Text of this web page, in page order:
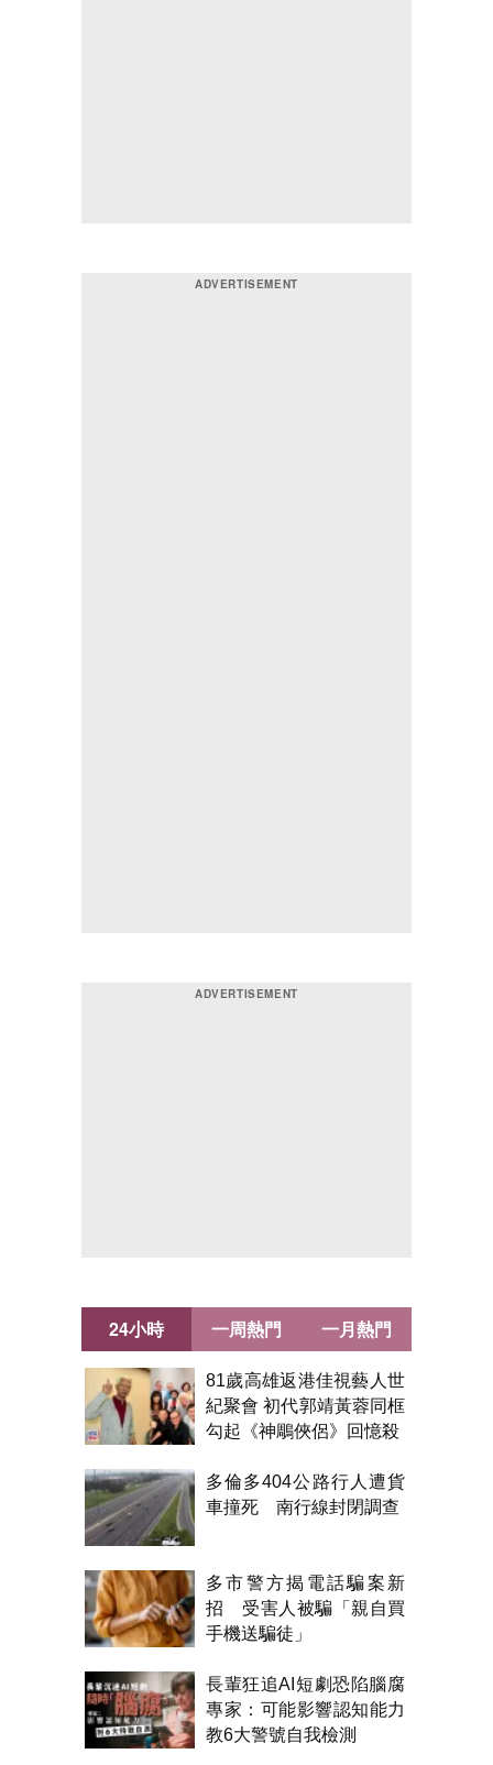
24小時
81歲高雄返港佳視藝人世
紀聚會 初代郭靖黃蓉同框
勾起《神鵰俠侶》回憶殺
多倫多404公路行人遭貨
車撞死 南行線封閉調查
多市警方揭電話騙案新
招 受害人被騙「親自買
手機送騙徒」
長輩狂追AI短劇恐陷腦腐
專家：可能影響認知能力
教6大警號自我檢測
一周熱門 一月熱門